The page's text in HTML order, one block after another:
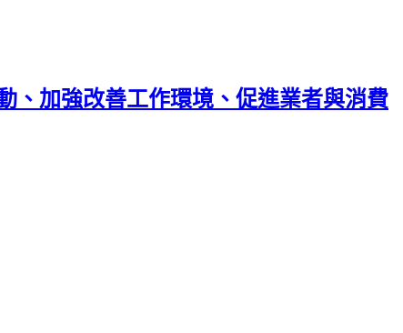
、加強改善工作環境、促進業者與消費